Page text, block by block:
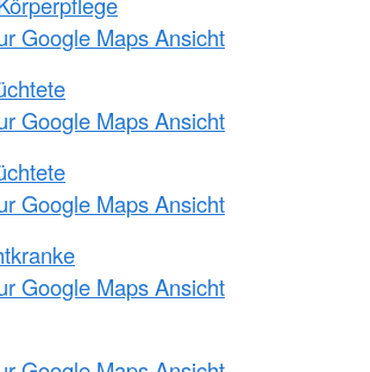
Google Maps Ansicht
Google Maps Ansicht
Google Maps Ansicht
Google Maps Ansicht